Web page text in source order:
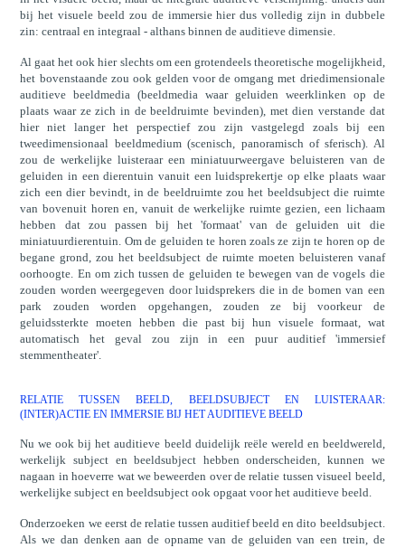
bij het visuele beeld zou de immersie hier dus volledig zijn in dubbele
zin: centraal en integraal - althans binnen de auditieve dimensie.
Al gaat het ook hier slechts om een grotendeels theoretische mogelijkheid,
het bovenstaande zou ook gelden voor de omgang met driedimensionale
auditieve beeldmedia (beeldmedia waar geluiden weerklinken op de
plaats waar ze zich in de beeldruimte bevinden), met dien verstande dat
hier niet langer het perspectief zou zijn vastgelegd zoals bij een
tweedimensionaal beeldmedium (scenisch, panoramisch of sferisch). Al
zou de werkelijke luisteraar een miniatuurweergave beluisteren van de
geluiden in een dierentuin vanuit een luidsprekertje op elke plaats waar
zich een dier bevindt, in de beeldruimte zou het beeldsubject die ruimte
van bovenuit horen en, vanuit de werkelijke ruimte gezien, een lichaam
hebben dat zou passen bij het 'formaat' van de geluiden uit die
miniatuurdierentuin. Om de geluiden te horen zoals ze zijn te horen op de
begane grond, zou het beeldsubject de ruimte moeten beluisteren vanaf
oorhoogte. En om zich tussen de geluiden te bewegen van de vogels die
zouden worden weergegeven door luidsprekers die in de bomen van een
park zouden worden opgehangen, zouden ze bij voorkeur de
geluidssterkte moeten hebben die past bij hun visuele formaat, wat
automatisch het geval zou zijn in een puur auditief 'immersief
stemmentheater'.
RELATIE TUSSEN BEELD, BEELDSUBJECT EN LUISTERAAR:
(INTER)ACTIE EN IMMERSIE BIJ HET AUDITIEVE BEELD
Nu we ook bij het auditieve beeld duidelijk reële wereld en beeldwereld,
werkelijk subject en beeldsubject hebben onderscheiden, kunnen we
nagaan in hoeverre wat we beweerden over de relatie tussen visueel beeld,
werkelijke subject en beeldsubject ook opgaat voor het auditieve beeld.
Onderzoeken we eerst de relatie tussen auditief beeld en dito beeldsubject.
Als we dan denken aan de opname van de geluiden van een trein, de